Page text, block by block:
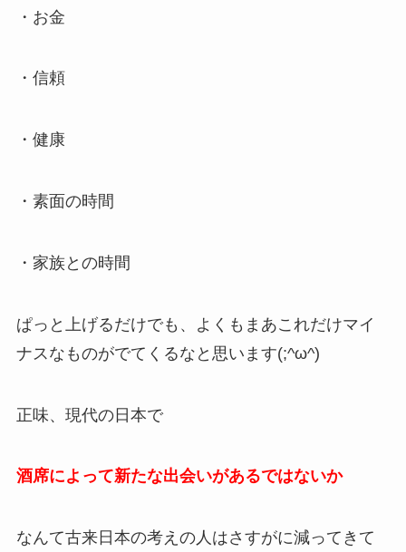
・お金
・信頼
・健康
・素面の時間
・家族との時間
ぱっと上げるだけでも、よくもまあこれだけマイ
ナスなものがでてくるなと思います(;^ω^)
正味、現代の日本で
酒席によって新たな出会いがあるではないか
なんて古来日本の考えの人はさすがに減ってきて